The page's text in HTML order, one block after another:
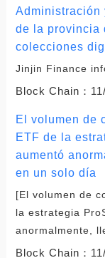
Administración
de la provincia
colecciones
Jinjin Finance
Block Chain：
El volumen de
ETF de la
aumentó
en un solo día
[El volumen de
la estrategia
anormalmente,
Block Chain：